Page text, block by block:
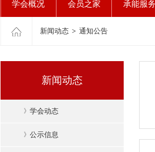
学会概况 会员之家 承能服
新闻动态 > 通知公告
新闻动态
》 学会动态
》 公示信息